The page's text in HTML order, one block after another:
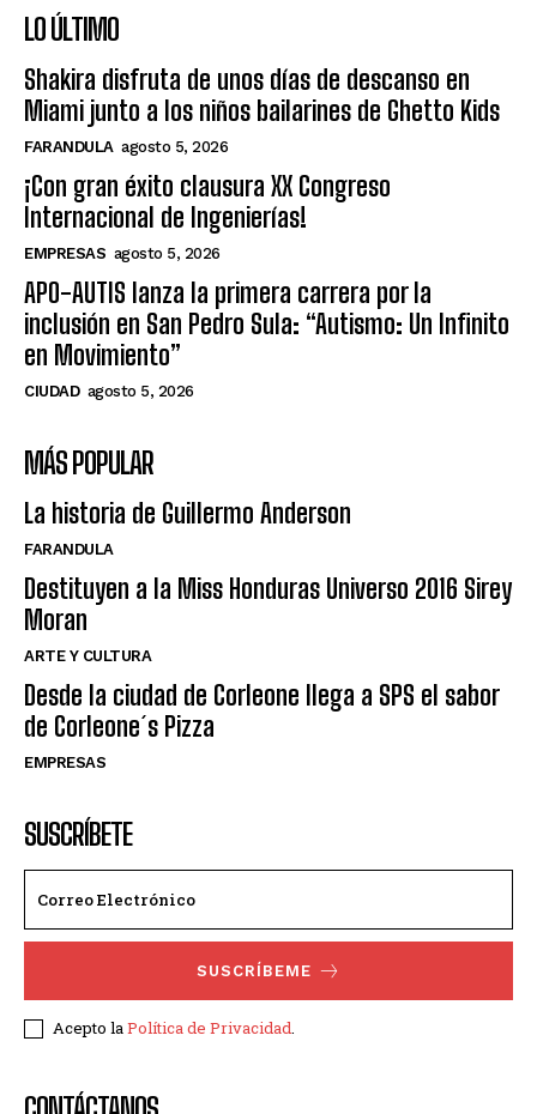
LO ÚLTIMO
Shakira disfruta de unos días de descanso en
Miami junto a los niños bailarines de Ghetto Kids
FARANDULA agosto 5, 2026
¡Con gran éxito clausura XX Congreso
Internacional de Ingenierías!
EMPRESAS agosto 5, 2026
APO-AUTIS lanza la primera carrera por la
inclusión en San Pedro Sula: “Autismo: Un Infinito
en Movimiento”
CIUDAD agosto 5, 2026
MÁS POPULAR
La historia de Guillermo Anderson
FARANDULA
Destituyen a la Miss Honduras Universo 2016 Sirey
Moran
ARTE Y CULTURA
Desde la ciudad de Corleone llega a SPS el sabor
de Corleone´s Pizza
EMPRESAS
SUSCRÍBETE
SUSCRÍBEME
Acepto laPolítica de Privacidad.